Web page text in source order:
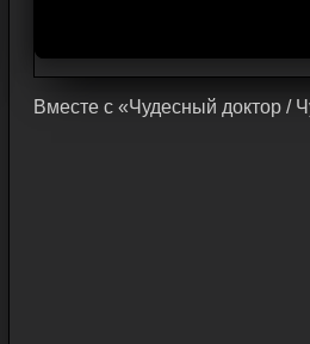
Bмecтe c «Чудесный доктор /